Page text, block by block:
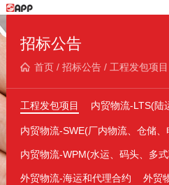
招标公告
首页/ 招标公告/ 工程发包项目
工程发包项目 内贸物流-LTS(陆
内贸物流-SWE(厂内物流、仓储、
内贸物流-WPM(水运、码头、多
外贸物流-海运和代理合约 外贸